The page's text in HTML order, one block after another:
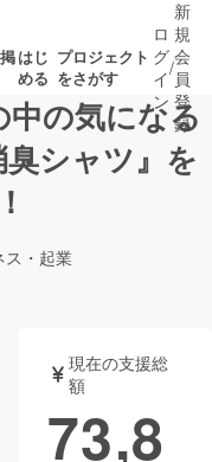
はじ
める
プロジェクト
をさがす
了が近いプ
書籍・雑誌
ロ
グ
イ
ン
/
新
規
会
員
登
録
の気になる
臭シャツ』を
ス・起業
現在の支援総
額
73,8